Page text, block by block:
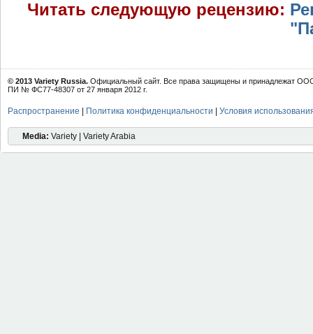
Читать следующую рецензию:
© 2013 Variety Russia. Официальный сайт. Все права защищены и принадлежат
ПИ № ФС77-48307 от 27 января 2012 г.
Распространение Политика конфиденциальности Условия
Media: Variety | Variety Arabia